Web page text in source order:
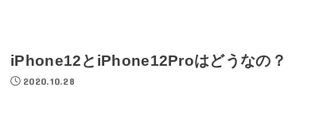
iPhone12とiPhone12Proはどうなの？
2020.10.28